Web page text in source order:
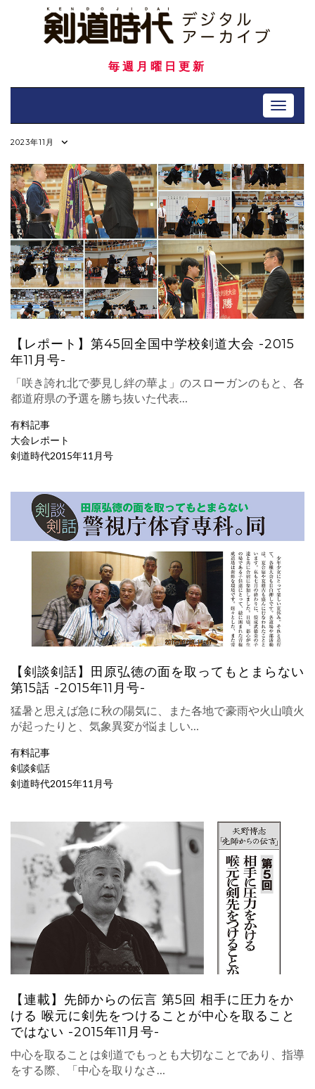
毎週月曜日更新
Toggle
2023年11月
【レポート】第45回全国中学校剣道大会 -2015
年11月号-
「咲き誇れ北で夢見し絆の華よ」のスローガンのもと、各
都道府県の予選を勝ち抜いた代表…
有料記事
大会レポート
剣道時代2015年11月号
【剣談剣話】田原弘徳の面を取ってもとまらない
第15話 -2015年11月号-
猛暑と思えば急に秋の陽気に、また各地で豪雨や火山噴火
が起ったりと、気象異変が悩ましい…
有料記事
剣談剣話
剣道時代2015年11月号
【連載】先師からの伝言 第5回 相手に圧力をか
ける 喉元に剣先をつけることが中心を取ること
ではない -2015年11月号-
中心を取ることは剣道でもっとも大切なことであり、指導
をする際、「中心を取りなさ…